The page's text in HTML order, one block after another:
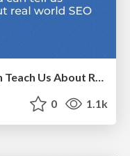
What Being in a Rock Band Can Teach Us About Real World SEO
0 1.1k